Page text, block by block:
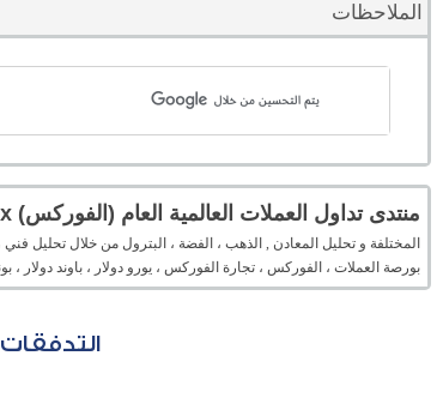
الملاحظات
منتدى تداول العملات العالمية العام (الفوركس) Forex
المختلفة و تحليل المعادن , الذهب ، الفضة ، البترول من خلال تحليل
بورصة العملات ، الفوركس ، تجارة الفوركس ، يورو دولار ، باوند